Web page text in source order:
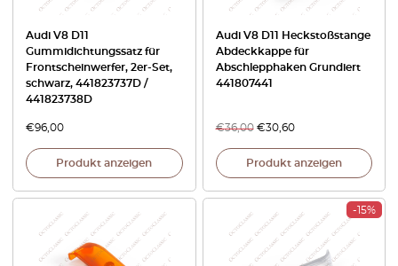
Audi V8 D11
Gummidichtungssatz für
Frontscheinwerfer, 2er-Set,
schwarz, 441823737D /
441823738D
€96,00
Produkt anzeigen
Audi V8 D11 Heckstoßstange
Abdeckkappe für
Abschlepphaken Grundiert
441807441
€36,00 €30,60
Produkt anzeigen
-15%